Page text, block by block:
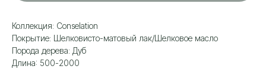
Коллекция: Сonselation
Покрытие: Шелковисто-матовый лак/Шелковое масло
Порода дерева: Дуб
Длина: 500-2000